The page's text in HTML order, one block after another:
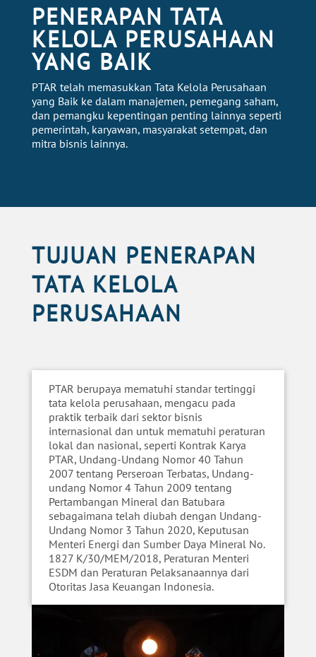
PENERAPAN TATA
KELOLA PERUSAHAAN
YANG BAIK
PTAR telah memasukkan Tata Kelola Perusahaan
yang Baik ke dalam manajemen, pemegang saham,
dan pemangku kepentingan penting lainnya seperti
pemerintah, karyawan, masyarakat setempat, dan
mitra bisnis lainnya.
TUJUAN PENERAPAN
TATA KELOLA
PERUSAHAAN
PTAR berupaya mematuhi standar tertinggi
tata kelola perusahaan, mengacu pada
praktik terbaik dari sektor bisnis
internasional dan untuk mematuhi peraturan
lokal dan nasional, seperti Kontrak Karya
PTAR, Undang-Undang Nomor 40 Tahun
2007 tentang Perseroan Terbatas, Undang-
undang Nomor 4 Tahun 2009 tentang
Pertambangan Mineral dan Batubara
sebagaimana telah diubah dengan Undang-
Undang Nomor 3 Tahun 2020, Keputusan
Menteri Energi dan Sumber Daya Mineral No.
1827 K/30/MEM/2018, Peraturan Menteri
ESDM dan Peraturan Pelaksanaannya dari
Otoritas Jasa Keuangan Indonesia.